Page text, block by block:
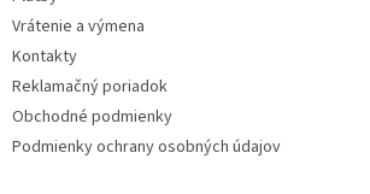
Vrátenie a výmena
Kontakty
Reklamačný poriadok
Obchodné podmienky
Podmienky ochrany osobných údajov